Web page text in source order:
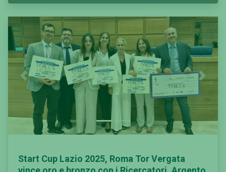
Previous Next
Start Cup Lazio 2025, Roma Tor Vergata